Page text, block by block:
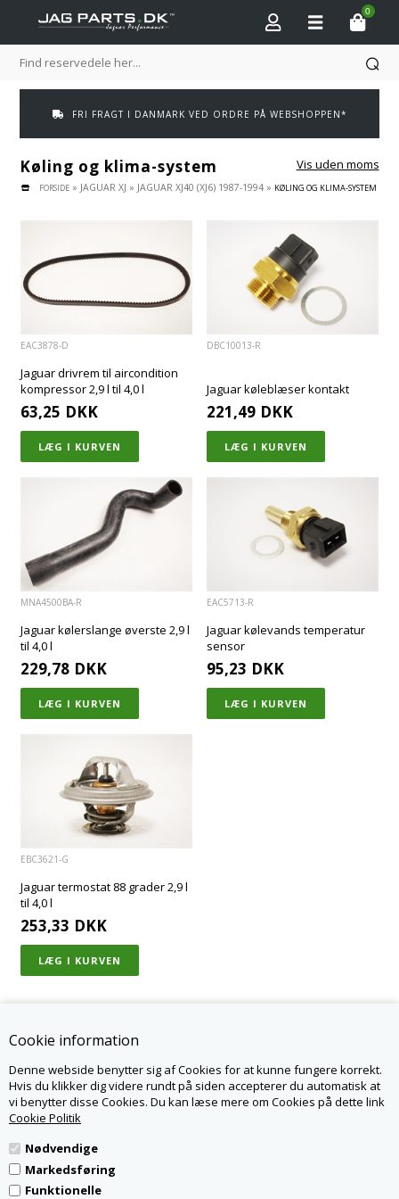
Cookie information
Denne webside benytter sig af Cookies for at kunne fungere korrekt.
Hvis du klikker dig videre rundt på siden accepterer du automatisk at
vi benytter disse Cookies. Du kan læse mere om Cookies på dette link
Cookie Politik
Nødvendige
Markedsføring
Funktionelle
0
FRI FRAGT I DANMARK VED ORDRE PÅ WEBSHOPPEN*
Køling og klima-system
FORSIDE » JAGUAR XJ » JAGUAR XJ40 (XJ6) 1987-1994 » KØLING OG KLIMA-SYSTEM
Vis uden moms
EAC3878-D
Jaguar drivrem til aircondition
kompressor 2,9 l til 4,0 l
63,25 DKK
DBC10013-R
Jaguar køleblæser kontakt
221,49 DKK
MNA4500BA-R
Jaguar kølerslange øverste 2,9 l
til 4,0 l
229,78 DKK
EAC5713-R
Jaguar kølevands temperatur
sensor
95,23 DKK
EBC3621-G
Jaguar termostat 88 grader 2,9 l
til 4,0 l
253,33 DKK
KONTAKT OS
JAGPARTS.DK - LR PARTS DENMARK APS
NØRSKOVVEJ 1A
8660 SKANDERBORG
INFO@JAGPARTS.DK
TLF.
82307007
CVR 31476739